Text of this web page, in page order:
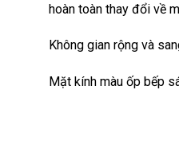
hoàn toàn thay đổi về
Không gian rộng và
Mặt kính màu ốp bếp